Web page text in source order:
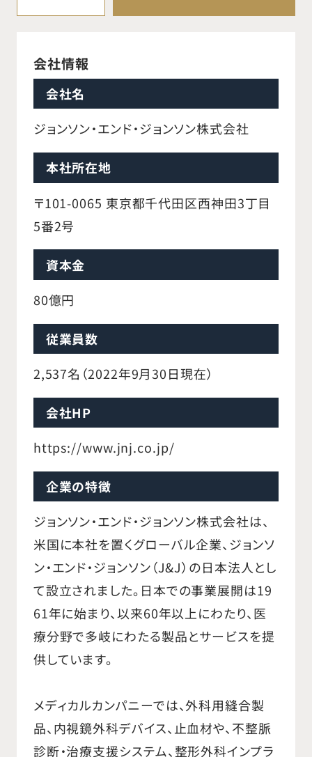
会社情報
会社名
ジョンソン・エンド・ジョンソン株式会社
本社所在地
〒101-0065 東京都千代田区西神田3丁目
5番2号
資本金
80億円
従業員数
2,537名（2022年9月30日現在）
会社HP
https://www.jnj.co.jp/
企業の特徴
ジョンソン・エンド・ジョンソン株式会社は、
米国に本社を置くグローバル企業、ジョンソ
ン・エンド・ジョンソン（J&J）の日本法人とし
て設立されました。日本での事業展開は19
61年に始まり、以来60年以上にわたり、医
療分野で多岐にわたる製品とサービスを提
供しています。
メディカルカンパニーでは、外科用縫合製
品、内視鏡外科デバイス、止血材や、不整脈
診断・治療支援システム、整形外科インプラ